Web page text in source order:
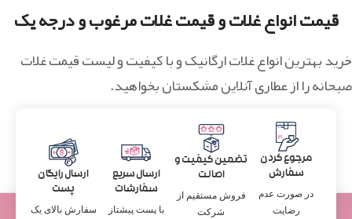
قیمت انواع غلات و قیمت غلات مرغوب و درجه یک
خرید بهترین انواع غلات ارگانیک و با کیفیت و لیست قیمت غلات
صبحانه را از عطاری آنلاین مشکستان بخواهید.
مرجوع کردن
سفارش
در صورت عدم
رضایت
تضمین کیفیت و
اصالت
فروش مستقیم از
شرکت
ارسال سریع
سفارشات
با پست پیشتاز
ارسال رایگان
پست
سفارش بالای یک